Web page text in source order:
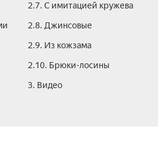
2.7. С имитацией кружева
2.8. Джинсовые
2.9. Из кожзама
2.10. Брюки-лосины
3. Видео